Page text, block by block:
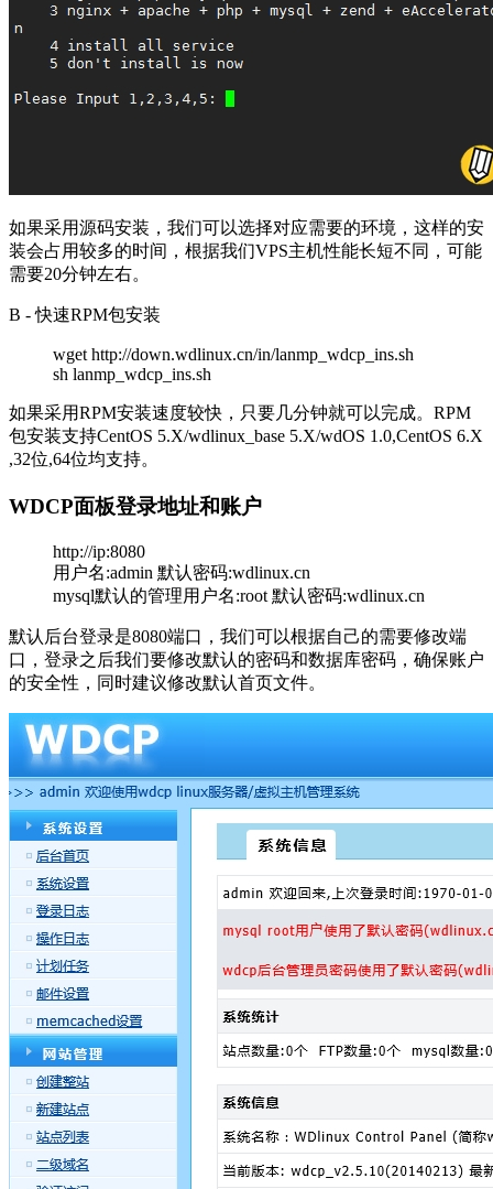
如果采用源码安装，我们可以选择对应需要的环境，这样的安
装会占用较多的时间，根据我们VPS主机性能长短不同，可能
需要20分钟左右。
B - 快速RPM包安装
wget http://down.wdlinux.cn/in/lanmp_wdcp_ins.sh
sh lanmp_wdcp_ins.sh
如果采用RPM安装速度较快，只要几分钟就可以完成。RPM
包安装支持CentOS 5.X/wdlinux_base 5.X/wdOS 1.0,CentOS 6.X
,32位,64位均支持。
WDCP面板登录地址和账户
http://ip:8080
用户名:admin 默认密码:wdlinux.cn
mysql默认的管理用户名:root 默认密码:wdlinux.cn
默认后台登录是8080端口，我们可以根据自己的需要修改端
口，登录之后我们要修改默认的密码和数据库密码，确保账户
的安全性，同时建议修改默认首页文件。